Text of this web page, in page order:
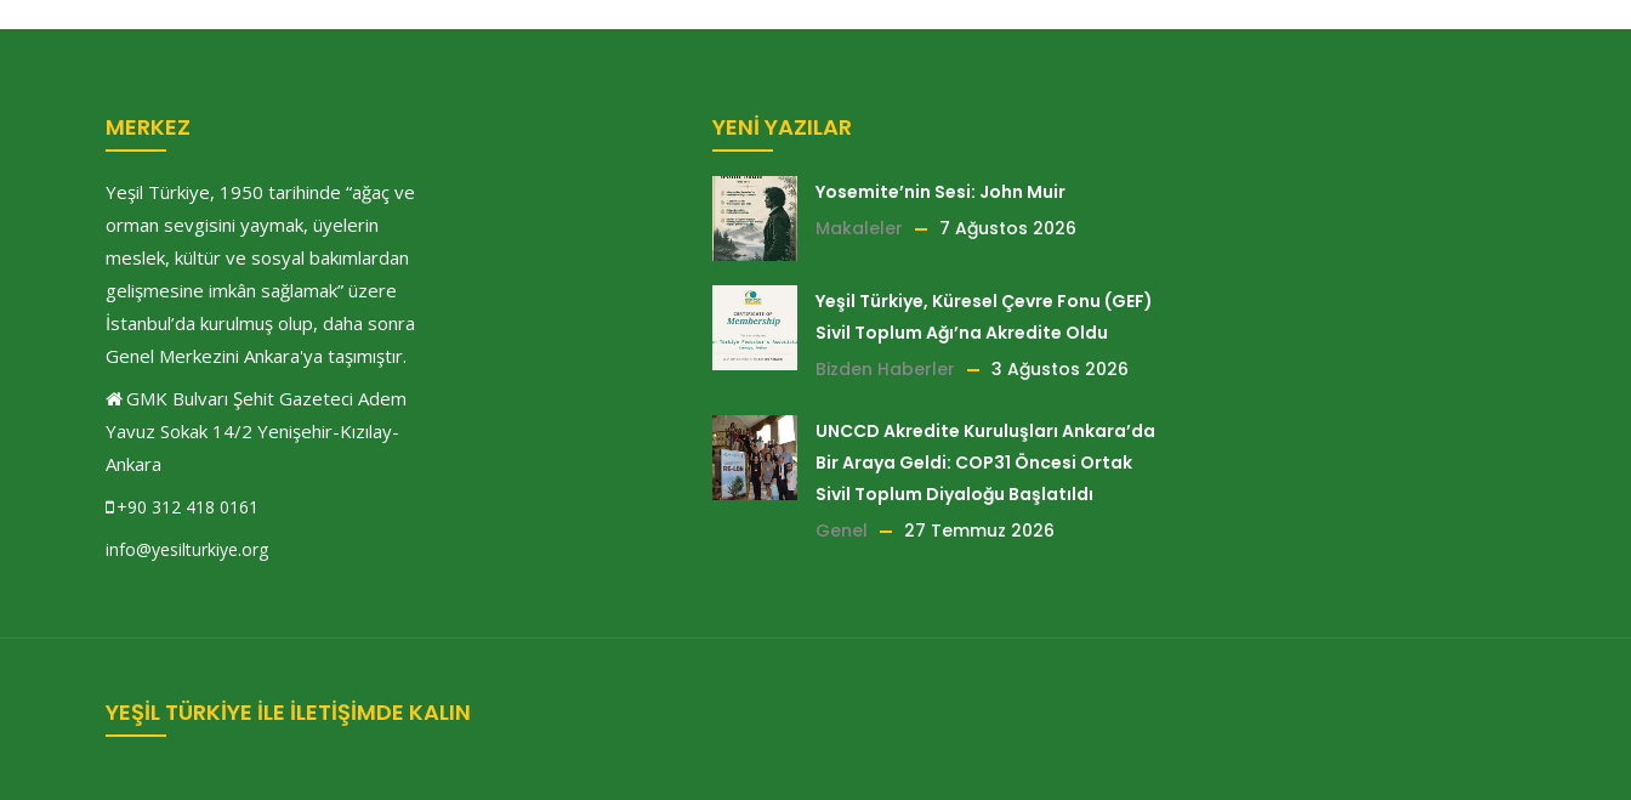
MERKEZ
Yeşil Türkiye, 1950 tarihinde “ağaç ve
orman sevgisini yaymak, üyelerin
meslek, kültür ve sosyal bakımlardan
gelişmesine imkân sağlamak” üzere
İstanbul’da kurulmuş olup, daha sonra
Genel Merkezini Ankara'ya taşımıştır.
GMK Bulvarı Şehit Gazeteci Adem
Yavuz Sokak 14/2 Yenişehir-Kızılay-
Ankara
+90 312 418 0161
info@yesilturkiye.org
YENI YAZILAR
Yosemite’nin Sesi: John Muir
Makaleler
7 Ağustos 2026
Yeşil Türkiye, Küresel Çevre Fonu (GEF)
Sivil Toplum Ağı’na Akredite Oldu
Bizden Haberler
3 Ağustos 2026
UNCCD Akredite Kuruluşları Ankara’da
Bir Araya Geldi: COP31 Öncesi Ortak
Sivil Toplum Diyaloğu Başlatıldı
Genel
27 Temmuz 2026
YEŞİL TÜRKİYE İLE İLETİŞİMDE KALIN